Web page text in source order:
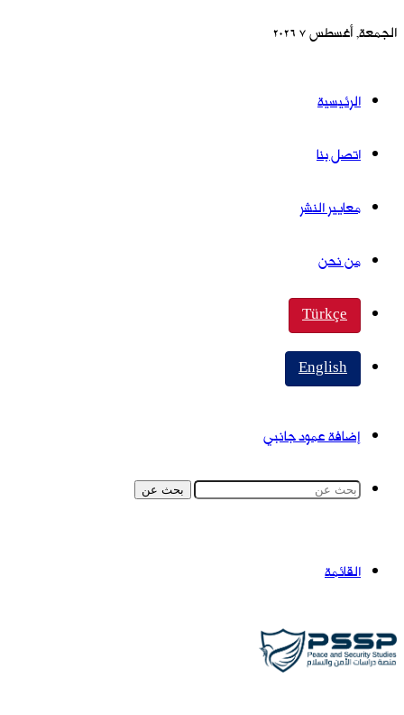
الجمعة, أغسطس 7 2026
الرئيسية
اتصل بنا
معايير النشر
من نحن
Türkçe
English
إضافة عمود جانبي
بحث عن
القائمة